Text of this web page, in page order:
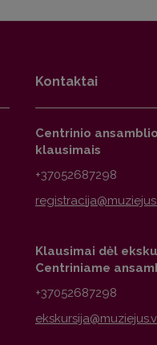
Kontaktai
Centrinio
klausimais
+37052687298
Klausimai dėl
Centriniame
+37052687298